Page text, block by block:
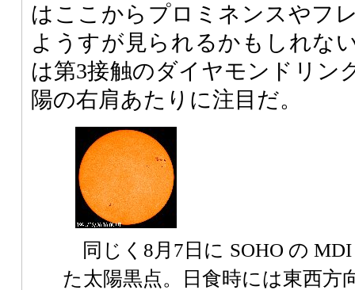
はここからプロミネンスやフ
ようすが見られるかもしれな
は第3接触のダイヤモンドリン
陽の右肩あたりに注目だ。
同じく8月7日に SOHO の
た太陽黒点。日食時には東西方